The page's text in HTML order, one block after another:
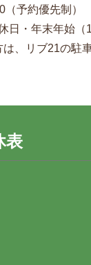
表
予約優先制）
日・年末年始（
、リブ21の駐